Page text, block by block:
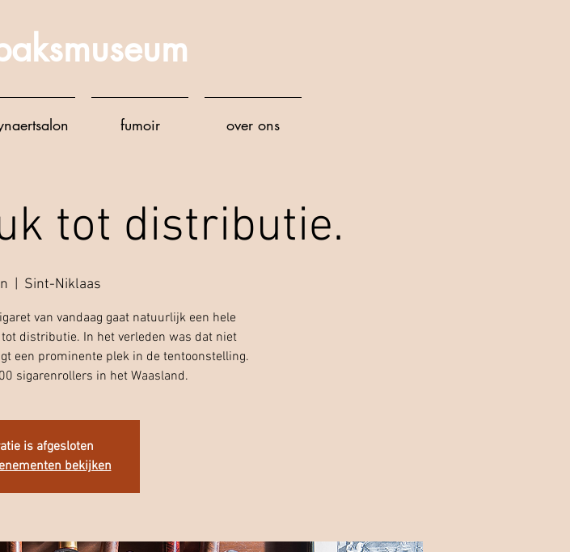
fumoir over ons
tot distributie.
Sint-Niklaas
van vandaag gaat natuurlijk een hele
distributie. In het verleden was dat niet
een prominente plek in de tentoonstelling.
sigarenrollers in het Waasland.
is afgesloten
bekijken